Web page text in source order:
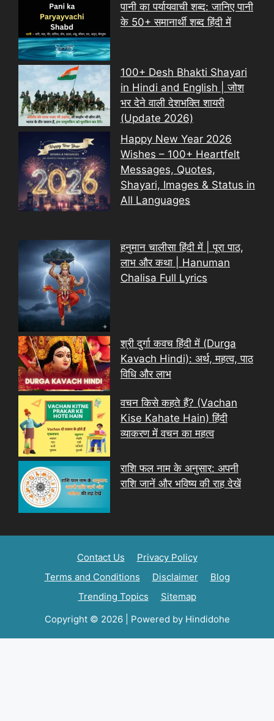
पानी का पर्यायवाची शब्द: जानिए पानी
के 50+ समानार्थी शब्द हिंदी में
100+ Desh Bhakti Shayari
in Hindi and English | जोश
भर देने वाली देशभक्ति शायरी
(Update 2026)
Happy New Year 2026
Wishes – 100+ Heartfelt
Messages, Quotes,
Shayari, Images & Status in
All Languages
हनुमान चालीसा हिंदी में | पूरा पाठ,
लाभ और कथा | Hanuman
Chalisa Full Lyrics
श्री दुर्गा कवच हिंदी में (Durga
Kavach Hindi): अर्थ, महत्व, पाठ
विधि और लाभ
वचन किसे कहते हैं? (Vachan
Kise Kahate Hain) हिंदी
व्याकरण में वचन का महत्व
राशि फल नाम के अनुसार: अपनी
राशि जानें और भविष्य की राह देखें
Contact Us
Privacy Policy
Terms and Conditions
Disclaimer
Blog
Trending Topics
Sitemap
Copyright © 2026 | Powered by Hindidohe